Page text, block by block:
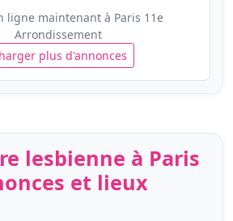
ligne maintenant à Paris 11e
Arrondissement
plus d'annonces
lesbienne à Paris
et lieux